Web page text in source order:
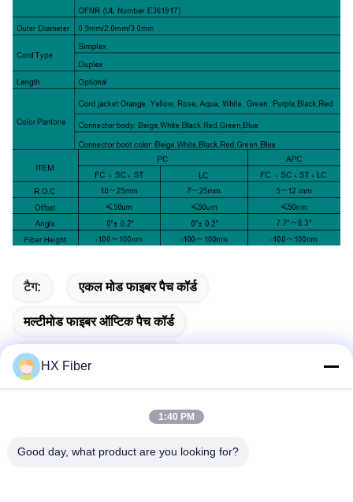
टैग: एकल मोड फाइबर पैच कॉर्ड
मल्टीमोड फाइबर ऑप्टिक पैच कॉर्ड
बख्तरबंद फाइबर ऑप्टिक पैच कॉर्ड
त्वरित संपर्क करें
HX Fiber
1:40 PM
Good day, what product are you looking for?